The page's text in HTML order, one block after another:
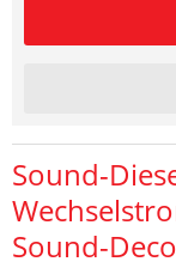
Sound-
Sound-